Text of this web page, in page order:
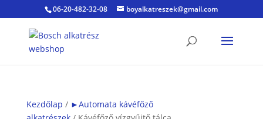
06-20-482-32-08 boyalkatreszek@gmail.com
Kezdőlap / ►Automata kávéfőző